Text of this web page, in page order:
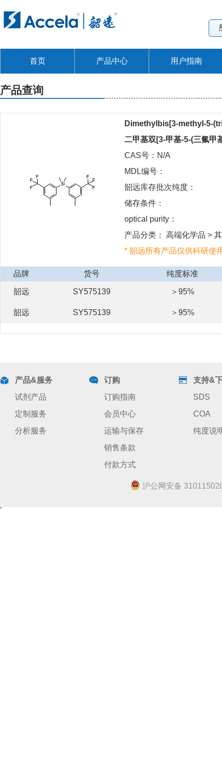
首页 产品中心 用户指南
产品查询
Dimethylbis[3-methyl-5-
二甲基双[3-甲基-5-(三氟甲
CAS号：N/A
MDL编号：
韶远库存批次纯度：
储存条件：
optical purity：
产品分类： 高端化学品 >
* 韶远所有产品仅供科研使
品牌 货号 纯度标准
韶远 SY575139 ＞95%
韶远 SY575139 ＞95%
产品&服务
试剂产品
定制服务
分析服务
订购
订购指南
会员中心
运输与保存
销售条款
付款方式
支持&
SDS
COA
纯度说
沪公网安备